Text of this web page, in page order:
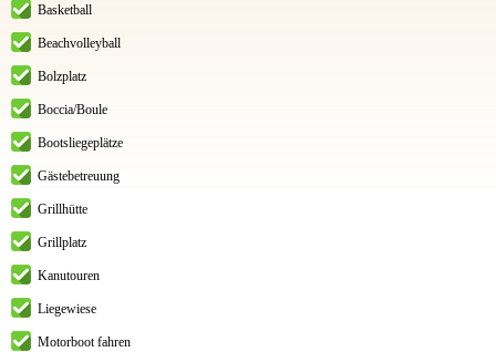
Basketball
Beachvolleyball
Bolzplatz
Boccia/Boule
Bootsliegeplätze
Gästebetreuung
Grillhütte
Grillplatz
Kanutouren
Liegewiese
Motorboot fahren